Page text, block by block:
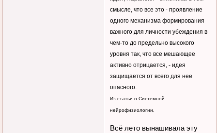
смысле, что все это - проявление
одного механизма формирования
важного для личности убеждения в
чем-то до предельно высокого
уровня так, что все мешающее
активно отрицается, - идея
защищается от всего для нее
опасного.
Из статьи о Системной
нейрофизиологии,
Всё лето вынашивала эту